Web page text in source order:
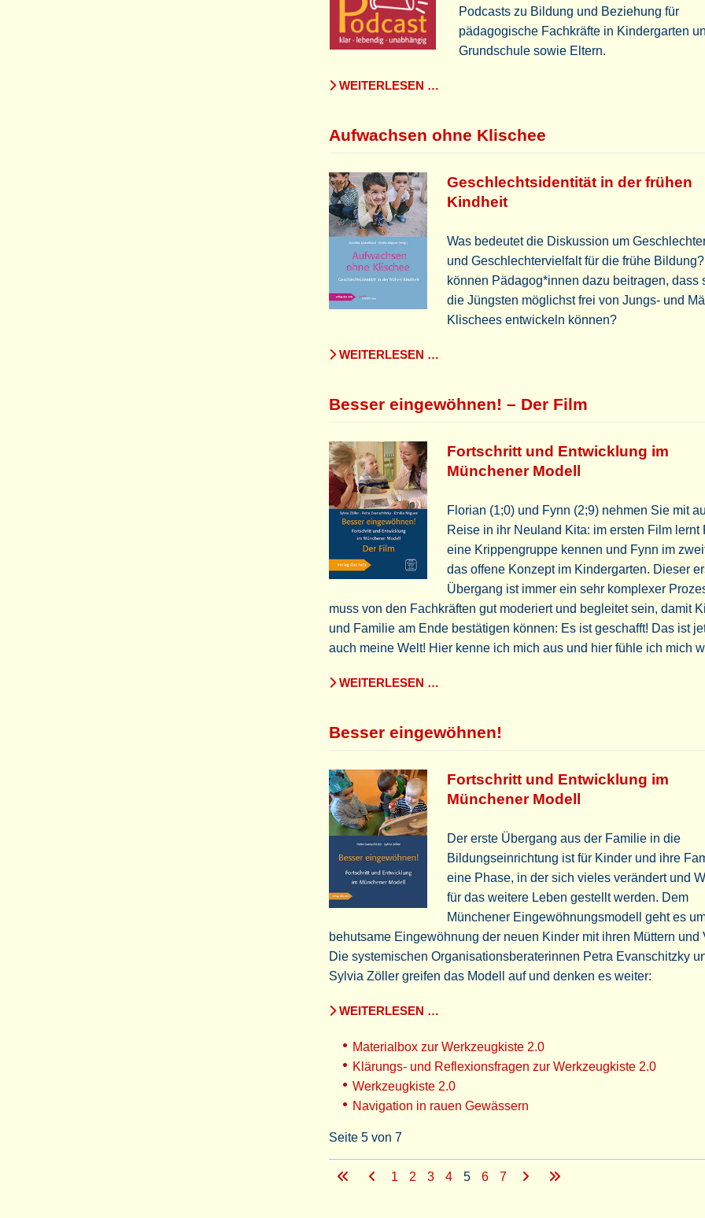
Podcasts zu Bildung und Beziehung für
pädagogische Fachkräfte in Kindergarten
Grundschule sowie Eltern.
WEITERLESEN …
Aufwachsen ohne Klischee
Geschlechtsidentität in der frühen
Kindheit
Was bedeutet die Diskussion um
und Geschlechtervielfalt für die frühe
können Pädagog*innen dazu beitragen, dass
die Jüngsten möglichst frei von Jungs- und
Klischees entwickeln können?
WEITERLESEN …
Besser eingewöhnen! – Der Film
Fortschritt und Entwicklung im
Münchener Modell
Florian (1;0) und Fynn (2;9) nehmen Sie mit
Reise in ihr Neuland Kita: im ersten Film lernt
eine Krippengruppe kennen und Fynn im
das offene Konzept im Kindergarten. Dieser
Übergang ist immer ein sehr komplexer
muss von den Fachkräften gut moderiert und begleitet sein, damit
und Familie am Ende bestätigen können: Es ist geschafft! Das ist
auch meine Welt! Hier kenne ich mich aus und hier fühle ich mich
WEITERLESEN …
Besser eingewöhnen!
Fortschritt und Entwicklung im
Münchener Modell
Der erste Übergang aus der Familie in die
Bildungseinrichtung ist für Kinder und ihre
eine Phase, in der sich vieles verändert und
für das weitere Leben gestellt werden. Dem
Münchener Eingewöhnungsmodell geht es
behutsame Eingewöhnung der neuen Kinder mit ihren Müttern und
Die systemischen Organisationsberaterinnen Petra Evanschitzky
Sylvia Zöller greifen das Modell auf und denken es weiter:
WEITERLESEN …
Materialbox zur Werkzeugkiste 2.0
Klärungs- und Reflexionsfragen zur Werkzeugkiste 2.0
Werkzeugkiste 2.0
Navigation in rauen Gewässern
Seite 5 von 7
1 2 3 4 5 6 7